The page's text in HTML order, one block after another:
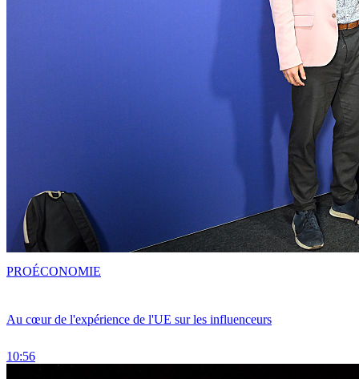
Au cœur de l'expérience de l'UE sur les influenceurs
10:56
PROÉCONOMIE